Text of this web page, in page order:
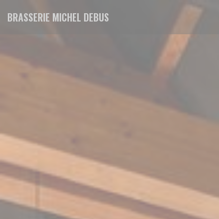
BRASSERIE MICHEL DEBUS